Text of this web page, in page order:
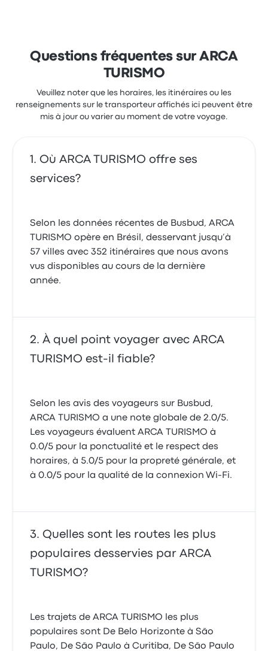
Questions fréquentes sur ARCA
TURISMO
Veuillez noter que les horaires, les itinéraires ou les
renseignements sur le transporteur affichés ici peuvent être
mis à jour ou varier au moment de votre voyage.
Où ARCA TURISMO offre ses
services?
Selon les données récentes de Busbud, ARCA
TURISMO opère en Brésil, desservant jusqu’à
57 villes avec 352 itinéraires que nous avons
vus disponibles au cours de la dernière
année.
À quel point voyager avec ARCA
TURISMO est-il fiable?
Selon les avis des voyageurs sur Busbud,
ARCA TURISMO a une note globale de 2.0/5.
Les voyageurs évaluent ARCA TURISMO à
0.0/5 pour la ponctualité et le respect des
horaires, à 5.0/5 pour la propreté générale, et
à 0.0/5 pour la qualité de la connexion Wi-Fi.
Quelles sont les routes les plus
populaires desservies par ARCA
TURISMO?
Les trajets de ARCA TURISMO les plus
populaires sont De Belo Horizonte à São
Paulo, De São Paulo à Curitiba, De São Paulo